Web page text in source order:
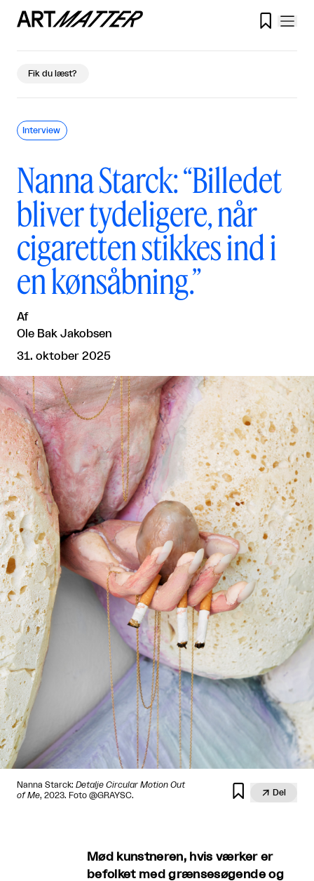

Fik du læst?
Nanna Starck: “Billedet
bliver tydeligere, når
cigaretten stikkes ind i
en kønsåbning.”
Af
Ole Bak Jakobsen
31. oktober 2025
Interview
Nanna Starck: Detalje Circular Motion Out
of Me, 2023. Foto @GRAYSC.   Del
Mød kunstneren, hvis værker er
befolket med grænsesøgende og